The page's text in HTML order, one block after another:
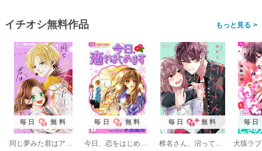
イチオシ無料作品 >
毎日 無料
同じ夢みた君はアイドル【マイクロ】
毎日 無料
今日、恋をはじめます
毎日 無料
椎名さん、沼ってます。
毎日